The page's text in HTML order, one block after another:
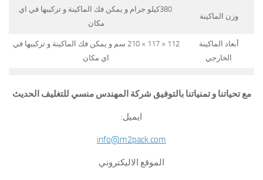
وزن الماكينة
380كيلو جرام و يمكن فك الماكينة و تركيبها في اي
مكان
أبعاد الماكينة
الخارجي
112 × 117 × 210 سم و يمكن فك الماكينة و تركيبها في
اي مكان
مع تحياتنا و تمنياتنا بالتوفيق شركة المهندس منسي للتغليف الحديث
ايميل:
info@m2pack.com
الموقع الاليكتروني